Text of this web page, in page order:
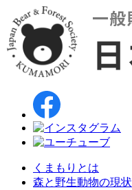
くまもりとは
森と野生動物の現状